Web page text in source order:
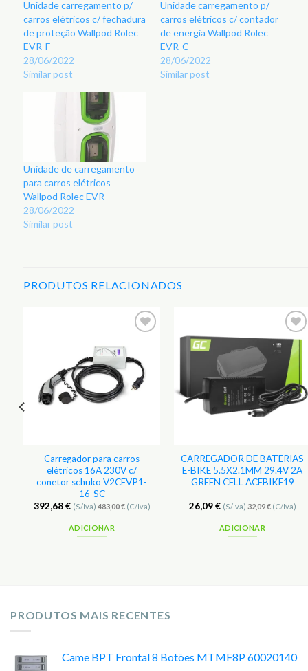
Unidade carregamento p/
carros elétricos c/ fechadura
de proteção Wallpod Rolec
EVR-F
28/06/2022
Similar post
Unidade carregamento p/
carros elétricos c/ contador
de energia Wallpod Rolec
EVR-C
28/06/2022
Similar post
Unidade de carregamento
para carros elétricos
Wallpod Rolec EVR
28/06/2022
Similar post
PRODUTOS RELACIONADOS
Favoritos
Carregador para carros
elétricos 16A 230V c/
conetor schuko V2CEVP1-
16-SC
392,68€ (S/Iva) 483,00€(C/Iva)
ADICIONAR
Adicionar
aos
Favoritos
CARREGADOR DE BATERIAS
E-BIKE 5.5X2.1MM 29.4V 2A
GREEN CELL ACEBIKE19
26,09€ (S/Iva) 32,09€(C/Iva)
ADICIONAR
PRODUTOS MAIS RECENTES
Came BPT Frontal 8 Botões MTMF8P 60020140